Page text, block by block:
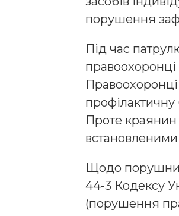
порушення
Під час
Проте краянин
Щодо
44-3 Кодексу
(порушення